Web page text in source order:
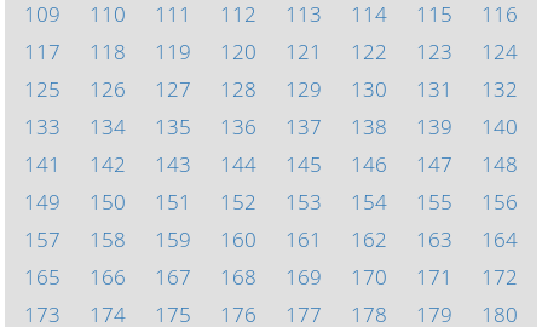
109
110 111 112 113 114 115
116
117
118 119 120 121 122 123
124
125
126 127 128 129 130 131
132
133
134 135 136 137 138 139
140
141
142 143 144 145 146 147
148
149
150 151 152 153 154 155
156
157
158 159 160 161 162 163
164
165
166 167 168 169 170 171
172
173
174 175 176 177 178 179
180